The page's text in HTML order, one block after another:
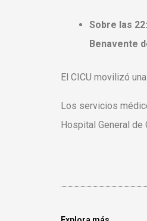
Sobre las
Benavente
El CICU movilizó
Los servicios
Hospital General